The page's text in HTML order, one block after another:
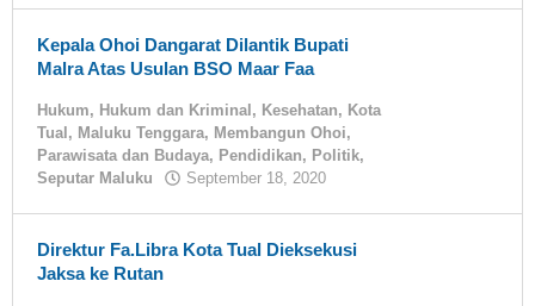
Kepala Ohoi Dangarat Dilantik Bupati
Malra Atas Usulan BSO Maar Faa
Hukum, Hukum dan Kriminal , Kesehatan, Kota
Tual , Maluku Tenggara, Membangun Ohoi,
Parawisata dan Budaya, Pendidikan, Politik,
Seputar Maluku
September 18, 2020
Direktur Fa.Libra Kota Tual Dieksekusi
Jaksa ke Rutan